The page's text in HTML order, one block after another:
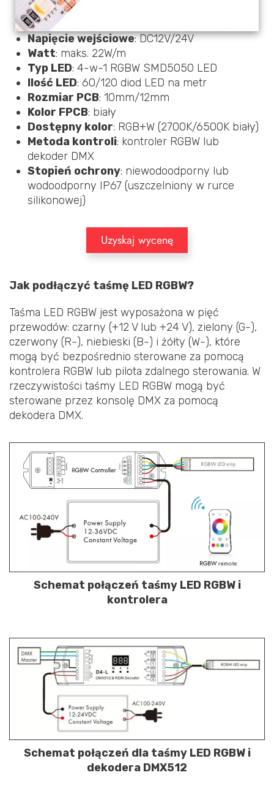
Napięcie wejściowe: DC12V/24V
Watt: maks. 22W/m
Typ LED: 4-w-1 RGBW SMD5050 LED
Ilość LED: 60/120 diod LED na metr
Rozmiar PCB: 10mm/12mm
Kolor FPCB: biały
Dostępny kolor: RGB+W (2700K/6500K biały)
Metoda kontroli: kontroler RGBW lub
dekoder DMX
Stopień ochrony: niewodoodporny lub
wodoodporny IP67 (uszczelniony w rurce
silikonowej)
Uzyskaj wycenę
Jak podłączyć taśmę LED RGBW?
Taśma LED RGBW jest wyposażona w pięć
przewodów: czarny (+12 V lub +24 V), zielony (G-),
czerwony (R-), niebieski (B-) i żółty (W-), które
mogą być bezpośrednio sterowane za pomocą
kontrolera RGBW lub pilota zdalnego sterowania. W
rzeczywistości taśmy LED RGBW mogą być
sterowane przez konsolę DMX za pomocą
dekodera DMX.
Schemat połączeń taśmy LED RGBW i
kontrolera
Schemat połączeń dla taśmy LED RGBW i
dekodera DMX512